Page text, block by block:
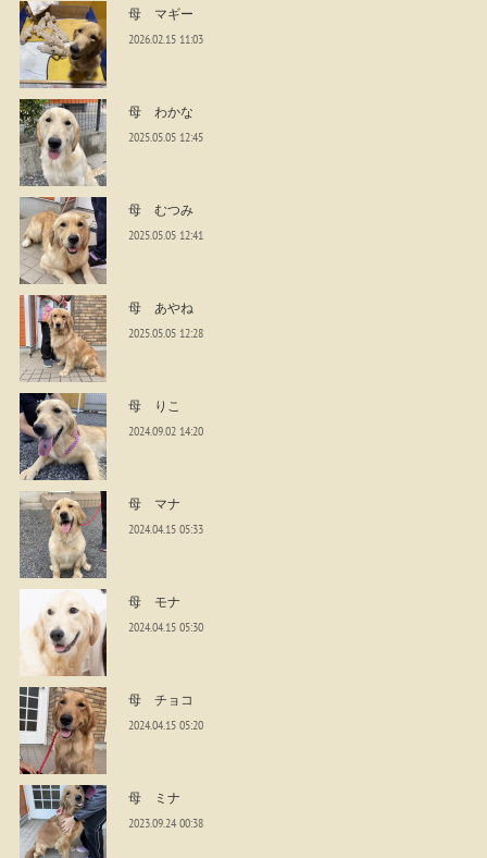
母 マギー
2026.02.15 11:03
母 わかな
2025.05.05 12:45
母 むつみ
2025.05.05 12:41
母 あやね
2025.05.05 12:28
母 りこ
2024.09.02 14:20
母 マナ
2024.04.15 05:33
母 モナ
2024.04.15 05:30
母 チョコ
2024.04.15 05:20
母 ミナ
2023.09.24 00:38